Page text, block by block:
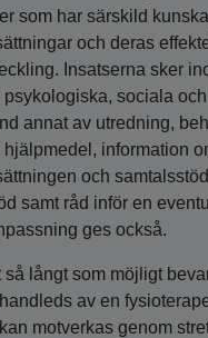
som har särskild
och deras
Insatserna sker
sociala
annat av utredning,
information
och
samt råd inför en
ges också.
så långt som möjligt
av en
motverkas genom